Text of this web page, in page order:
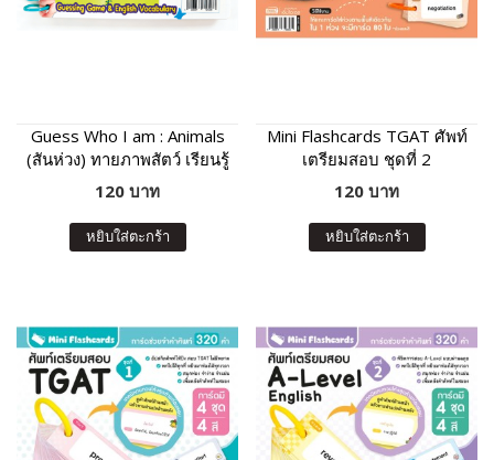
Guess Who I am : Animals
(สันห่วง) ทายภาพสัตว์ เรียนรู้
คำศัพท์และเสียงร้องของสัตว์
120 บาท
หยิบใส่ตะกร้า
Mini Flashcards TGAT ศัพท์
เตรียมสอบ ชุดที่ 2
120 บาท
หยิบใส่ตะกร้า